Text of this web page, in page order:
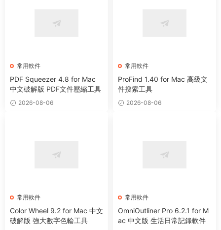
常用軟件
PDF Squeezer 4.8 for Mac
中文破解版 PDF文件壓縮工具
2026-08-06
常用軟件
ProFind 1.40 for Mac 高級文
件搜索工具
2026-08-06
常用軟件
Color Wheel 9.2 for Mac 中文
破解版 強大數字色輪工具
常用軟件
OmniOutliner Pro 6.2.1 for M
ac 中文版 生活日常記錄軟件